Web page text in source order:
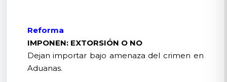
Reforma
IMPONEN: EXTORSIÓN O NO
Dejan importar bajo amenaza del crimen en
Aduanas.